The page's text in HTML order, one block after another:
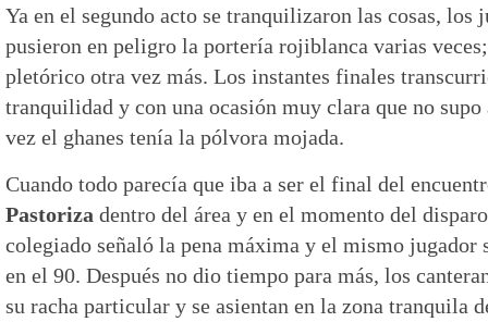
Ya en el segundo acto se tranquilizaron las cosas, los
pusieron en peligro la portería rojiblanca varias
pletórico otra vez más. Los instantes finales
tranquilidad y con una ocasión muy clara que no
vez el ghanes tenía la pólvora mojada.
Cuando todo parecía que iba a ser el final del
Pastoriza dentro del área y en el momento del
colegiado señaló la pena máxima y el mismo jugador
en el 90. Después no dio tiempo para más, los
su racha particular y se asientan en la zona tranquila